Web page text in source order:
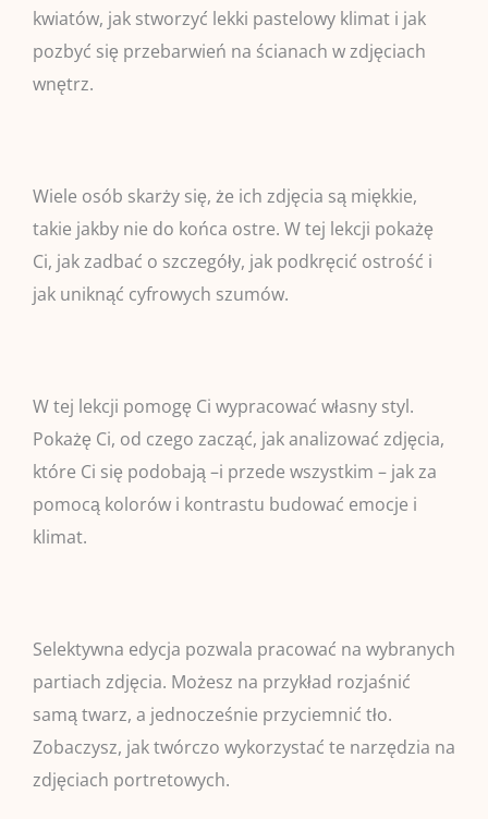
kwiatów, jak stworzyć lekki pastelowy klimat i jak
pozbyć się przebarwień na ścianach w zdjęciach
wnętrz.​
Wiele osób skarży się, że ich zdjęcia są miękkie,
takie jakby nie do końca ostre. W tej lekcji pokażę
Ci, jak zadbać o szczegóły, jak podkręcić ostrość i
jak uniknąć cyfrowych szumów.​
W tej lekcji pomogę Ci wypracować własny styl.
Pokażę Ci, od czego zacząć, jak analizować zdjęcia,
które Ci się podobają –i przede wszystkim – jak za
pomocą kolorów i kontrastu budować emocje i
klimat.
Selektywna edycja pozwala pracować na wybranych
partiach zdjęcia. Możesz na przykład rozjaśnić
samą twarz, a jednocześnie przyciemnić tło.
Zobaczysz, jak twórczo wykorzystać te narzędzia na
zdjęciach portretowych.